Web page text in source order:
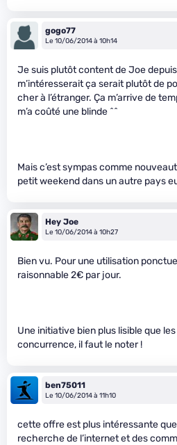
gogo77
Le 10/06/2014 à 10h14
Je suis plutôt content de Joe depuis
m’intéresserait ça serait plutôt de
cher à l’étranger. Ça m’arrive de
m’a coûté une blinde ^^
Mais c’est sympas comme
petit weekend dans un autre pays
Hey Joe
Le 10/06/2014 à 10h27
Bien vu. Pour une utilisation
raisonnable 2€ par jour.
Une initiative bien plus lisible que
concurrence, il faut le noter !
ben75011
Le 10/06/2014 à 11h10
cette offre est plus intéressante
recherche de l’internet et des